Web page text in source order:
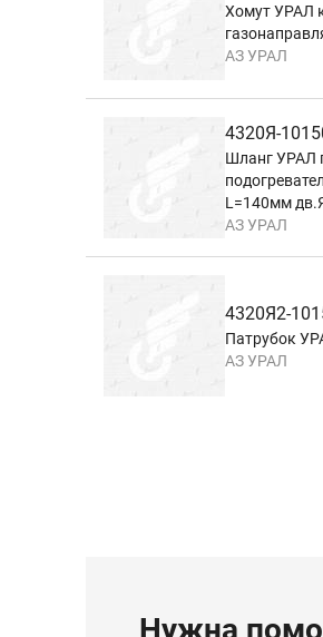
Хомут УРАЛ
АЗ УРАЛ
4320Я-
Шланг УРАЛ
L=140мм
АЗ УРАЛ
4320Я2-
Патрубок
АЗ УРАЛ